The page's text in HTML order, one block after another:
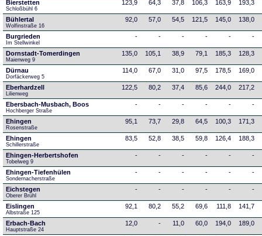
Bierstetten
Schloßbühl 6
123,9 64,3 37,8 106,3 163,9 193,3
Bühlertal
Wolfinstraße 16
92,0 57,0 54,5 121,5 145,0 138,0
Burgrieden
Im Stellwinkel
- - - - - -
Dornstadt-Tomerdingen
Maienweg 9
135,0 105,1 38,9 79,1 185,3 128,3
Dürnau
Dorfäckerweg 5
114,0 67,0 31,0 97,5 178,5 169,0
Eberhardzell
Lilienweg
122,5 80,2 37,4 85,6 244,0 217,2
Ebersbach-Musbach, Boos
Hochberger Straße
- - - - - -
Ehingen
Rosenstraße
95,1 73,7 29,8 64,5 100,3 171,3
Ehingen
Schillerstraße
83,5 52,8 38,5 59,8 126,4 188,3
Ehingen-Herbertshofen
Tobelweg 9
- - - - - -
Ehingen-Tiefenhülen
Sondernacherstraße
- - - - - -
Eichstegen
Oberer Brühl
- - - - - -
Eislingen
Albstraße 125
92,1 80,2 55,2 69,6 111,8 141,7
Erbach-Bach
Hauptstraße 24
12,0 - 11,0 60,0 194,0 189,0